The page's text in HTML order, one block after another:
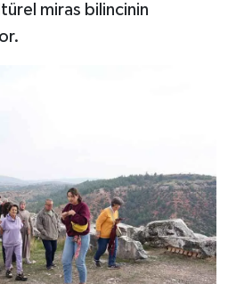
miras bilincinin